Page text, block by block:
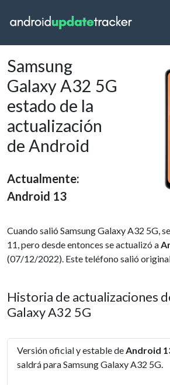
Samsung
Galaxy A32 5G
estado de la
actualización
de Android
Actualmente:
Android 13
Cuando salió Samsung Galaxy A32 5G,
11, pero desde entonces se actualizó a
(07/12/2022). Este teléfono salió
Historia de actualizaciones
Galaxy A32 5G
Versión oficial y estable deAndroid
saldrá para Samsung Galaxy A32 5G.